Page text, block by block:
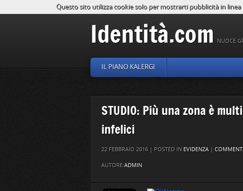
Identità.com NUOCE
IL PIANO KALERGI
STUDIO: Più una zona è
infelici
22 FEBBRAIO 2016 | POSTED IN EVIDENZA |
AUTORE:ADMIN
Questo sito utilizza cookie solo per mostrarti pubblicità in